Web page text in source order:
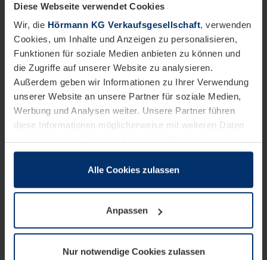
Diese Webseite verwendet Cookies
Wir, die Hörmann KG Verkaufsgesellschaft, verwenden
Cookies, um Inhalte und Anzeigen zu personalisieren,
Funktionen für soziale Medien anbieten zu können und
die Zugriffe auf unserer Website zu analysieren.
Außerdem geben wir Informationen zu Ihrer Verwendung
unserer Website an unsere Partner für soziale Medien,
Werbung und Analysen weiter. Unsere Partner führen
diese Informationen möglicherweise mit weiteren Daten
sie im Rahmen Ihrer Nutzung der Dienste gesammelt
wenn diese für den Betrieb dieser Seite unbedingt
notwendig sind. Für alle anderen Cookie-Typen benötigen
wir Ihre Erlaubnis. Ihre Einwilligung können Sie jederzeit
Datenschutzerklärungunserer Website ändern oder
Alle Cookies zulassen
Anpassen
Nur notwendige Cookies zulassen